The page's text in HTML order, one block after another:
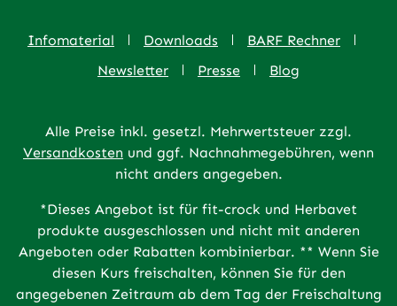
Infomaterial Downloads
BARF Rechner
Newsletter
Presse Blog
Alle Preise inkl. gesetzl. Mehrwertsteuer zzgl.
Versandkosten und ggf. Nachnahmegebühren, wenn
nicht anders angegeben.
*Dieses Angebot ist für fit-crock und Herbavet
produkte ausgeschlossen und nicht mit anderen
Angeboten oder Rabatten kombinierbar. ** Wenn Sie
diesen Kurs freischalten, können Sie für den
angegebenen Zeitraum ab dem Tag der Freischaltung